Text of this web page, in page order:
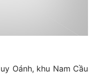
Oánh, khu Nam Cầu